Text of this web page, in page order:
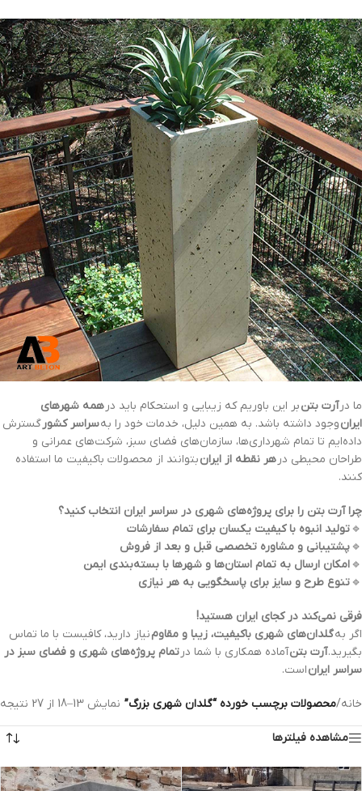
ما درآرت بتنبر این باوریم که زیبایی و استحکام باید درهمه شهرهای
ایرانوجود داشته باشد. به همین دلیل، خدمات خود را بهسراسر کشورگسترش
داده‌ایم تا تمام شهرداری‌ها، سازمان‌های فضای سبز، شرکت‌های عمرانی و
طراحان محیطی درهر نقطه از ایرانبتوانند از محصولات باکیفیت ما استفاده
کنند.
چرا آرت بتن را برای پروژه‌های شهری در سراسر ایران انتخاب کنید؟
🔹تولید انبوه با کیفیت یکسان برای تمام سفارشات
🔹پشتیبانی و مشاوره تخصصی قبل و بعد از فروش
🔹امکان ارسال به تمام استان‌ها و شهرها با بسته‌بندی ایمن
🔹تنوع طرح و سایز برای پاسخگویی به هر نیازی
فرقی نمی‌کند در کجای ایران هستید!
اگر بهگلدان‌های شهری باکیفیت، زیبا و مقاومنیاز دارید، کافیست با ما تماس
بگیرید.آرت بتنآماده همکاری با شما درتمام پروژه‌های شهری و فضای سبز در
سراسر ایراناست.
خانه/محصولات برچسب خورده “گلدان شهری بزرگ” نمایش 13–18 از 27 نتیجه
مشاهده فیلترها